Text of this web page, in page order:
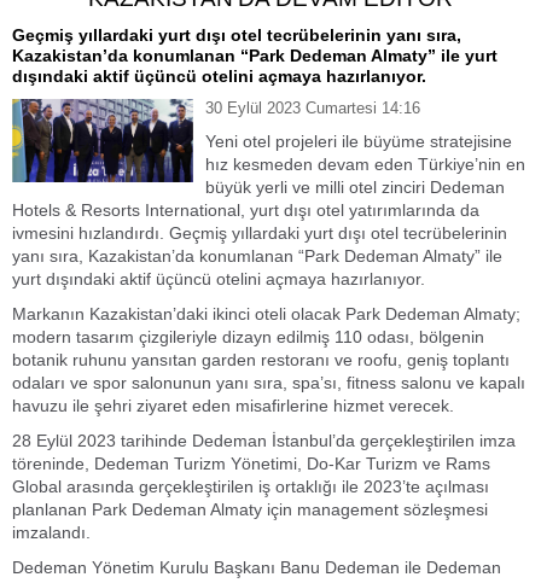
Geçmiş yıllardaki yurt dışı otel tecrübelerinin yanı sıra,
Kazakistan’da konumlanan “Park Dedeman Almaty” ile yurt
dışındaki aktif üçüncü otelini açmaya hazırlanıyor.
30 Eylül 2023 Cumartesi 14:16
Yeni otel projeleri ile büyüme stratejisine
hız kesmeden devam eden Türkiye’nin en
büyük yerli ve milli otel zinciri Dedeman
Hotels & Resorts International, yurt dışı otel yatırımlarında da
ivmesini hızlandırdı. Geçmiş yıllardaki yurt dışı otel tecrübelerinin
yanı sıra, Kazakistan’da konumlanan “Park Dedeman Almaty” ile
yurt dışındaki aktif üçüncü otelini açmaya hazırlanıyor.
Markanın Kazakistan’daki ikinci oteli olacak Park Dedeman Almaty;
modern tasarım çizgileriyle dizayn edilmiş 110 odası, bölgenin
botanik ruhunu yansıtan garden restoranı ve roofu, geniş toplantı
odaları ve spor salonunun yanı sıra, spa’sı, fitness salonu ve kapalı
havuzu ile şehri ziyaret eden misafirlerine hizmet verecek.
28 Eylül 2023 tarihinde Dedeman İstanbul’da gerçekleştirilen imza
töreninde, Dedeman Turizm Yönetimi, Do-Kar Turizm ve Rams
Global arasında gerçekleştirilen iş ortaklığı ile 2023’te açılması
planlanan Park Dedeman Almaty için management sözleşmesi
imzalandı.
Dedeman Yönetim Kurulu Başkanı Banu Dedeman ile Dedeman